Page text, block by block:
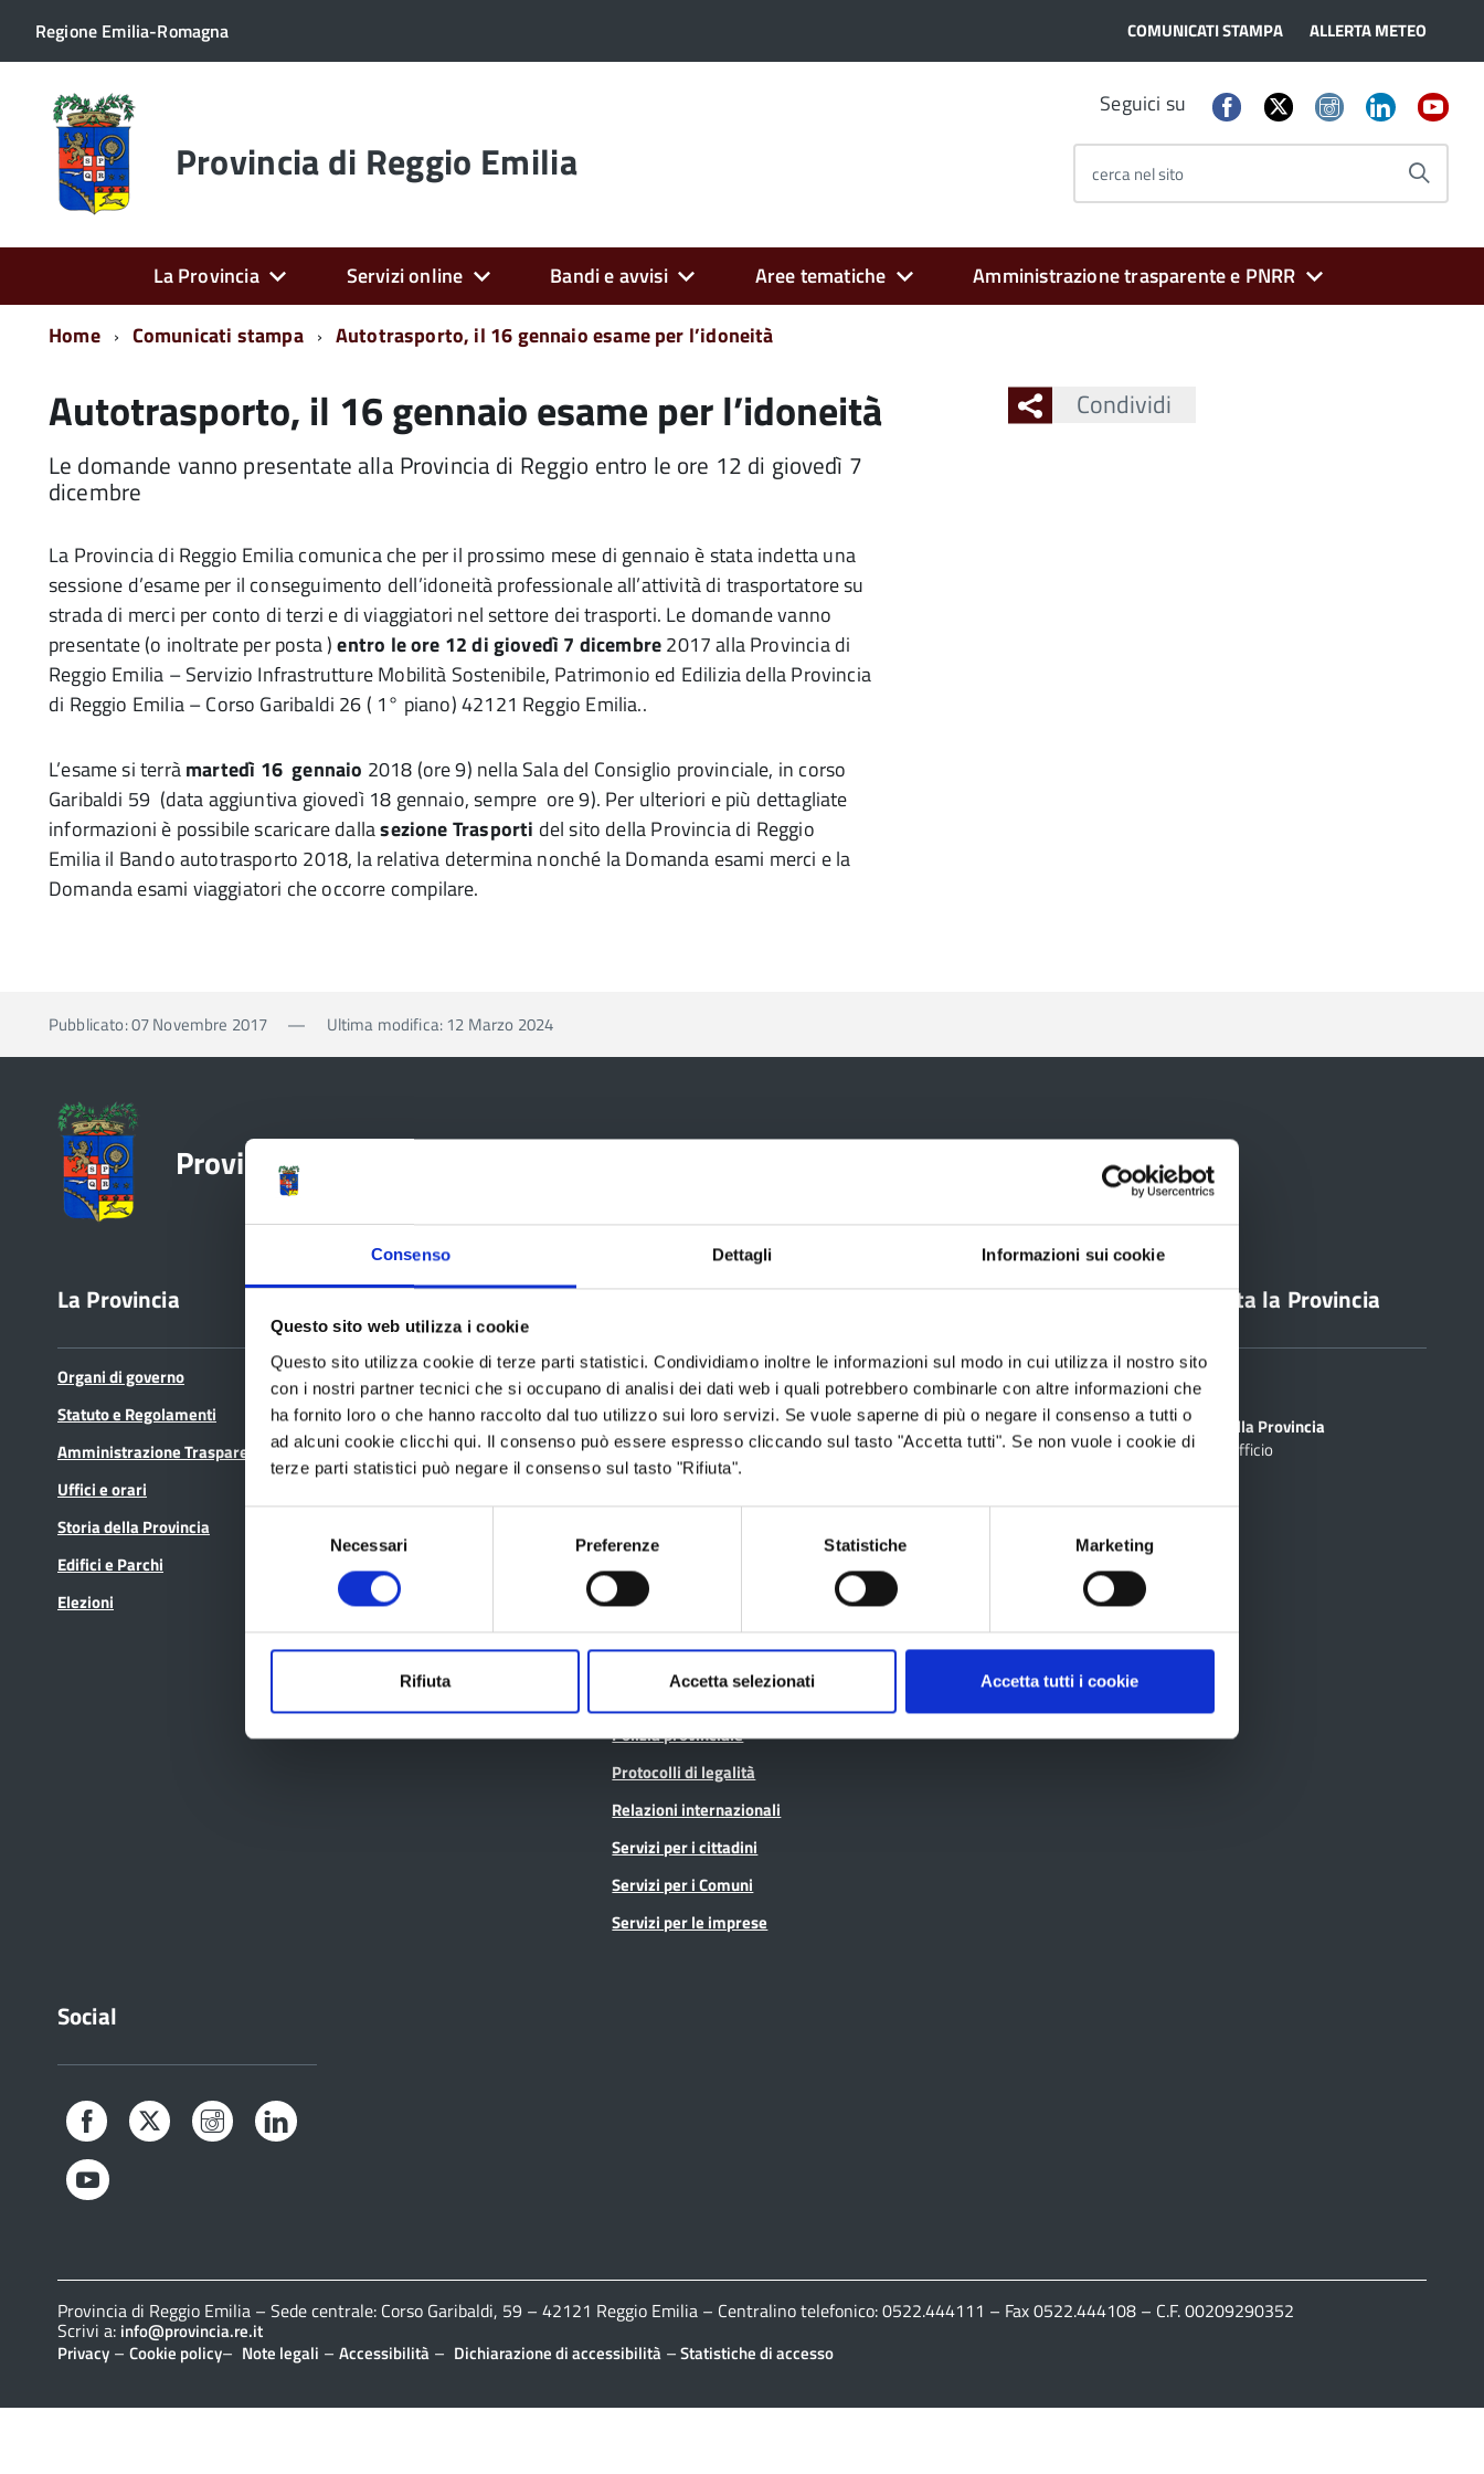
Consenso Dettagli Informazioni sui cookie
Questo sito web utilizza i cookie
Questo sito utilizza cookie di terze parti statistici. Condividiamo inoltre le informazioni sul modo in cui utilizza il nostro sito
con i nostri partner tecnici che si occupano di analisi dei dati web i quali potrebbero combinarle con altre informazioni che
ha fornito loro o che hanno raccolto dal tuo utilizzo sui loro servizi. Se vuole saperne di più o negare il consenso a tutti o
ad alcuni cookie clicchi qui. Il consenso può essere espresso cliccando sul tasto "Accetta tutti". Se non vuole i cookie di
terze parti statistici può negare il consenso sul tasto "Rifiuta".
Necessari Preferenze Statistiche Marketing
Rifiuta Accetta selezionati Accetta tutti i cookie
Regione Emilia-Romagna COMUNICATI STAMPA ALLERTA METEO
Torna
alla
home
page Provincia di Reggio Emilia
Seguici su
cerca nel sito
La Provincia Servizi online Bandi e avvisi Aree tematiche
Amministrazione trasparente e PNRR
Home
Comunicati stampa Autotrasporto, il 16 gennaio esame per l’idoneità
Autotrasporto, il 16 gennaio esame per l’idoneità
Le domande vanno presentate alla Provincia di Reggio entro le ore 12 di giovedì 7
dicembre
La Provincia di Reggio Emilia comunica che per il prossimo mese di gennaio è stata indetta una
sessione d’esame per il conseguimento dell’idoneità professionale all’attività di trasportatore su
strada di merci per conto di terzi e di viaggiatori nel settore dei trasporti. Le domande vanno
presentate (o inoltrate per posta )entro le ore 12 di giovedì 7 dicembre2017 alla Provincia di
Reggio Emilia – Servizio Infrastrutture Mobilità Sostenibile, Patrimonio ed Edilizia della Provincia
di Reggio Emilia – Corso Garibaldi 26 ( 1° piano) 42121 Reggio Emilia..
L’esame si terràmartedì 16 gennaio 2018 (ore 9) nella Sala del Consiglio provinciale, in corso
Garibaldi 59 (data aggiuntiva giovedì 18 gennaio, sempre ore 9). Per ulteriori e più dettagliate
informazioni è possibile scaricare dallasezione Trasporti del sito della Provincia di Reggio
Emilia il Bando autotrasporto 2018, la relativa determina nonché la Domanda esami merci e la
Domanda esami viaggiatori che occorre compilare.
Condividi
Pubblicato: 07 Novembre 2017 — Ultima modifica: 12 Marzo 2024
Provincia di Reggio Emilia
La Provincia
Organi di governo
Statuto e Regolamenti
Amministrazione Trasparente
Uffici e orari
Storia della Provincia
Edifici e Parchi
Elezioni
Bandi e avvisi
Bandi di gara
Avvisi pubblici
Concorsi e selezioni
Aree tematiche
Archivio
Bilancio
Conferenza Territoriale Sociale e
Sanitaria (CTSS)
Infrastrutture, mobilità e trasporti
Istruzione
Noi Contro le Mafie
Pari opportunità
Polizia provinciale
Protocolli di legalità
Relazioni internazionali
Servizi per i cittadini
Servizi per i Comuni
Servizi per le imprese
Servizi online
Albo fornitori
Albo pretorio
Consiglio Provinciale Online
Open data
Pagamenti
SPID - LepidaID
Sportello Corecom
Contatta la Provincia
Sedi
PEC
Scrivi alla Provincia
Cerca Ufficio
Social
Facebook Twitter Instagram
Provincia di Reggio Emilia – Sede centrale: Corso Garibaldi, 59 – 42121 Reggio Emilia – Centralino telefonico: 0522.444111 – Fax 0522.444108 – C.F. 00209290352
Scrivi a: info@provincia.re.it
Privacy – Cookie policy– Note legali – Accessibilità – Dichiarazione di accessibilità –Statistiche di accesso